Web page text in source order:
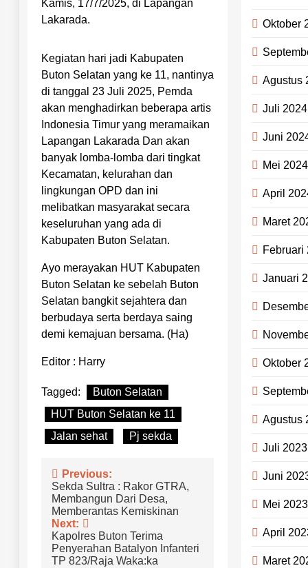
Kamis, 17/7/2025, di Lapangan
Lakarada.
Kegiatan hari jadi Kabupaten
Buton Selatan yang ke 11, nantinya
di tanggal 23 Juli 2025, Pemda
akan menghadirkan beberapa artis
Indonesia Timur yang meramaikan
Lapangan Lakarada Dan akan
banyak lomba-lomba dari tingkat
Kecamatan, kelurahan dan
lingkungan OPD dan ini
melibatkan masyarakat secara
keseluruhan yang ada di
Kabupaten Buton Selatan.
Ayo merayakan HUT Kabupaten
Buton Selatan ke sebelah Buton
Selatan bangkit sejahtera dan
berbudaya serta berdaya saing
demi kemajuan bersama. (Ha)
Editor : Harry
Tagged:
Buton Selatan
HUT Buton Selatan ke 11
Jalan sehat
Pj sekda
Navigasi
pos
Previous:
Sekda Sultra : Rakor GTRA,
Membangun Dari Desa,
Memberantas Kemiskinan
Next:
Kapolres Buton Terima
Penyerahan Batalyon Infanteri
TP 823/Raja Waka:ka
Oktober
Agustus
Juli 2024
Juni
Mei 2024
April
Maret
Februari
Januari
Oktober
Agustus
Juli 2023
Juni
Mei 2023
April
Maret